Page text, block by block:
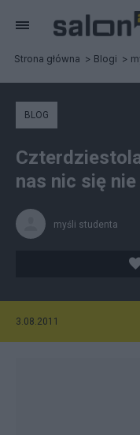
Strona główna Blogi
BLOG
nas nic się
myśli studenta
3.08.2011